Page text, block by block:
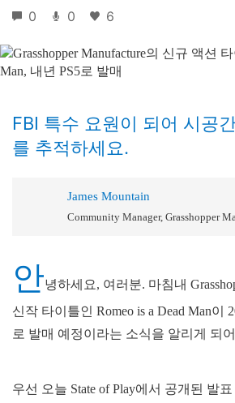
0 0 6
FBI 특수 요원이 되어 시공
를 추적하세요.
James Mountain
Community Manager, Grasshopper
안녕하세요, 여러분. 마침내
신작 타이틀인 Romeo is a Dead Man이
로 발매 예정이라는 소식을 알리게 되
우선 오늘 State of Play에서 공개된 발